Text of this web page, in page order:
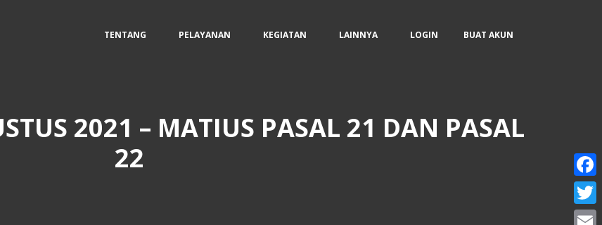
TENTANG PELAYANAN KEGIATAN LAINNYA LOGIN BUAT AKUN
2021 – MATIUS PASAL 21 DAN PASAL
22